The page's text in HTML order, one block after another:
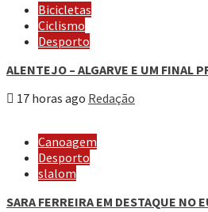
Bicicletas
Ciclismo
Desporto
ALENTEJO – ALGARVE E UM FINAL
17 horas ago Redação
Canoagem
Desporto
slalom
SARA FERREIRA EM DESTAQUE NO